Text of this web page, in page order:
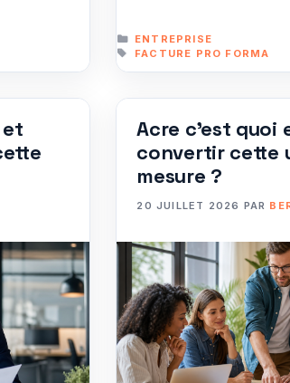
CATÉGORIES
ENTREPRISE
ÉTIQUETTES
FACTURE PRO FORMA
et
Acre c’est quoi
convertir cette
mesure ?
20 JUILLET 2026 PAR